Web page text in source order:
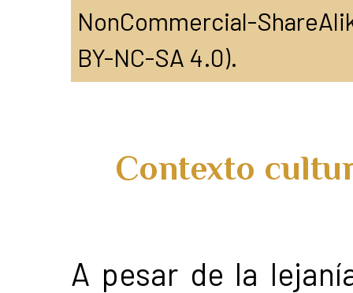
NonCommercial-
BY-NC-SA 4.0).
Contexto
A pesar de la